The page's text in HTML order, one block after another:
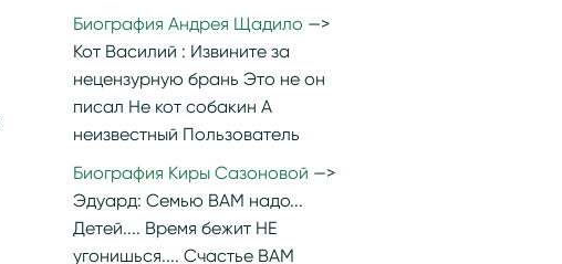
Биография Андрея Щадило
Кот Василий : Извините за
нецензурную брань Это не он
писал Не кот собакин А
неизвестный Пользователь
Биография Киры Сазоновой
Эдуард: Семью ВАМ надо...
Детей.... Время бежит НЕ
угонишься.... Счастье ВАМ